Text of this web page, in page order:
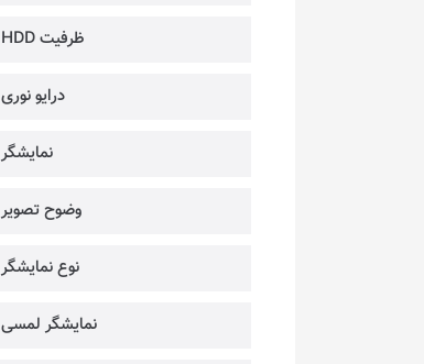
ظرفیت HDD
درایو نوری
نمایشگر
وضوح تصویر
نوع نمایشگر
نمایشگر لمسی